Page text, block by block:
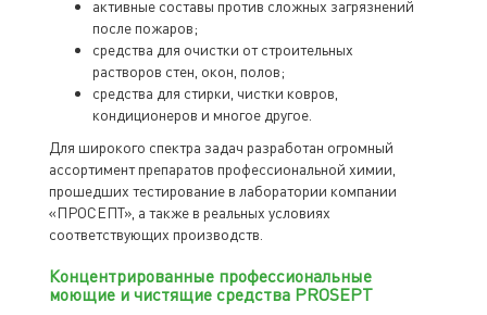
активные составы против сложных загрязнений
после пожаров;
средства для очистки от строительных
растворов стен, окон, полов;
средства для стирки, чистки ковров,
кондиционеров и многое другое.
Для широкого спектра задач разработан огромный
ассортимент препаратов профессиональной химии,
прошедших тестирование в лаборатории компании
«ПРОСЕПТ», а также в реальных условиях
соответствующих производств.
Концентрированные профессиональные
моющие и чистящие средства PROSEPT